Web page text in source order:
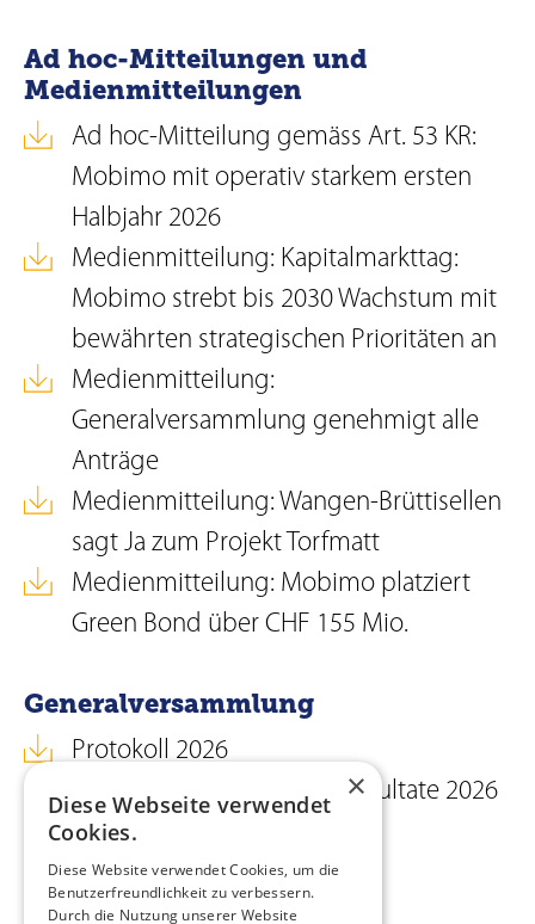
Ad hoc-Mitteilungen und
Medienmitteilungen
Ad hoc-Mitteilung gemäss Art. 53 KR:
Mobimo mit operativ starkem ersten
Halbjahr 2026
Medienmitteilung: Kapitalmarkttag:
Mobimo strebt bis 2030 Wachstum mit
bewährten strategischen Prioritäten an
Medienmitteilung:
Generalversammlung genehmigt alle
Anträge
Medienmitteilung: Wangen-Brüttisellen
sagt Ja zum Projekt Torfmatt
Medienmitteilung: Mobimo platziert
Green Bond über CHF 155 Mio.
Generalversammlung
Protokoll 2026
Abstimmungs- und Wahlresultate 2026
Einladung 2026
×
Diese Webseite verwendet
Cookies.
Diese Website verwendet Cookies, um die
Benutzerfreundlichkeit zu verbessern.
Durch die Nutzung unserer Website